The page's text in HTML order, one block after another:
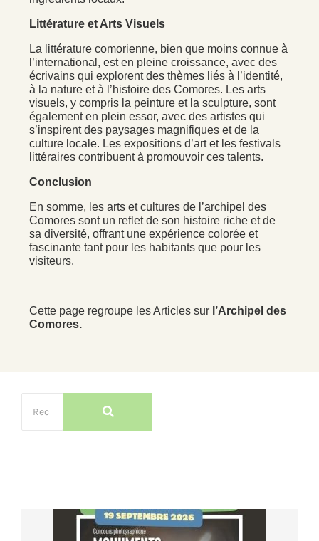
Littérature et Arts Visuels
La littérature comorienne, bien que moins connue à
l’international, est en pleine croissance, avec des
écrivains qui explorent des thèmes liés à l’identité,
à la nature et à l’histoire des Comores. Les arts
visuels, y compris la peinture et la sculpture, sont
également en plein essor, avec des artistes qui
s’inspirent des paysages magnifiques et de la
culture locale. Les expositions d’art et les festivals
littéraires contribuent à promouvoir ces talents.
Conclusion
En somme, les arts et cultures de l’archipel des
Comores sont un reflet de son histoire riche et de
sa diversité, offrant une expérience colorée et
fascinante tant pour les habitants que pour les
visiteurs.
Cette page regroupe les Articles sur l’Archipel des
Comores.